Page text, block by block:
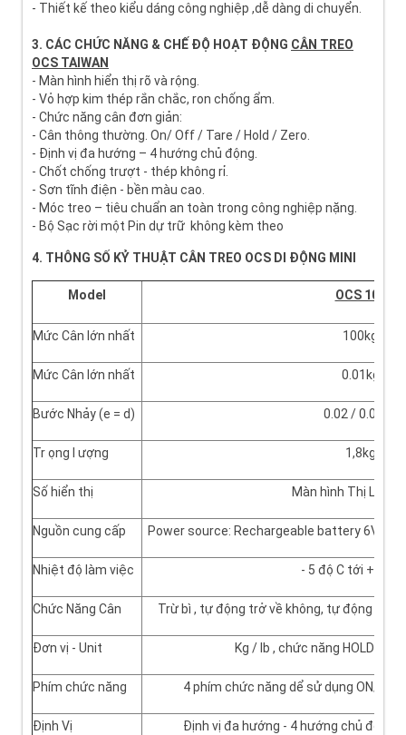
- Thiết kế theo kiểu dáng công nghiệp ,dễ dàng di chuyển.
3. CÁC CHỨC NĂNG & CHẾ ĐỘ HOẠT ĐỘNG CÂN TREO
OCS TAIWAN
- Màn hình hiển thị rõ và rộng.
- Vỏ hợp kim thép rắn chắc, ron chống ẩm.
- Chức năng cân đơn giản:
- Cân thông thường. On/ Off / Tare / Hold / Zero.
- Định vị đa hướng – 4 hướng chủ động.
- Chốt chống trượt - thép không rỉ.
- Sơn tĩnh điện - bền màu cao.
- Móc treo – tiêu chuẩn an toàn trong công nghiệp nặng.
- Bộ Sạc rời một Pin dự trữ không kèm theo
4. THÔNG SỐ KỶ THUẬT CÂN TREO OCS DI ĐỘNG MINI
Model OCS 100
Mức Cân lớn nhất 100kg
Mức Cân lớn nhất 0.01kg
Bước Nhảy (e = d) 0.02 / 0.05kg
Tr ọng l ượng 1,8kg
Số hiển thị Màn hình Thị LED (
Nguồn cung cấp Power source: Rechargeable battery 6V/
Nhiệt độ làm việc - 5 độ C tới + 80
Chức Năng Cân Trừ bì , tự động trở về không, tự động tắt
Đơn vị - Unit Kg / lb , chức năng HOLD (
Phím chức năng 4 phím chức năng dể sử dụng ON/OFF,
Định Vị Định vị đa hướng - 4 hướng chủ động,